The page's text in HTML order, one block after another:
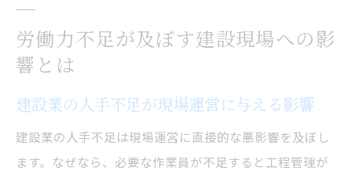
労働力不足が及ぼす建設現場への影
響とは
建設業の人手不足が現場運営に与える影響
建設業の人手不足は現場運営に直接的な悪影響を及ぼし
ます。なぜなら、必要な作業員が不足すると工程管理が